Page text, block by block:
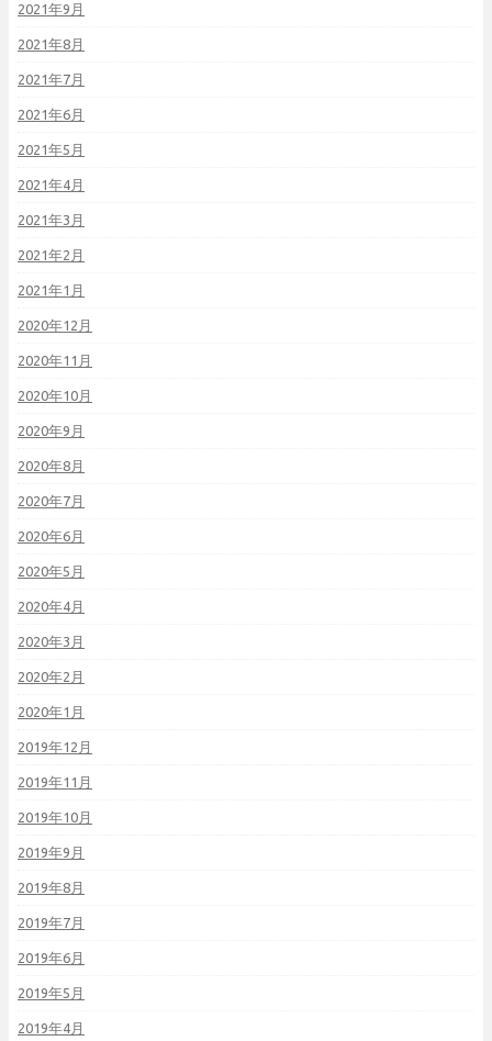
2021年9月
2021年8月
2021年7月
2021年6月
2021年5月
2021年4月
2021年3月
2021年2月
2021年1月
2020年12月
2020年11月
2020年10月
2020年9月
2020年8月
2020年7月
2020年6月
2020年5月
2020年4月
2020年3月
2020年2月
2020年1月
2019年12月
2019年11月
2019年10月
2019年9月
2019年8月
2019年7月
2019年6月
2019年5月
2019年4月